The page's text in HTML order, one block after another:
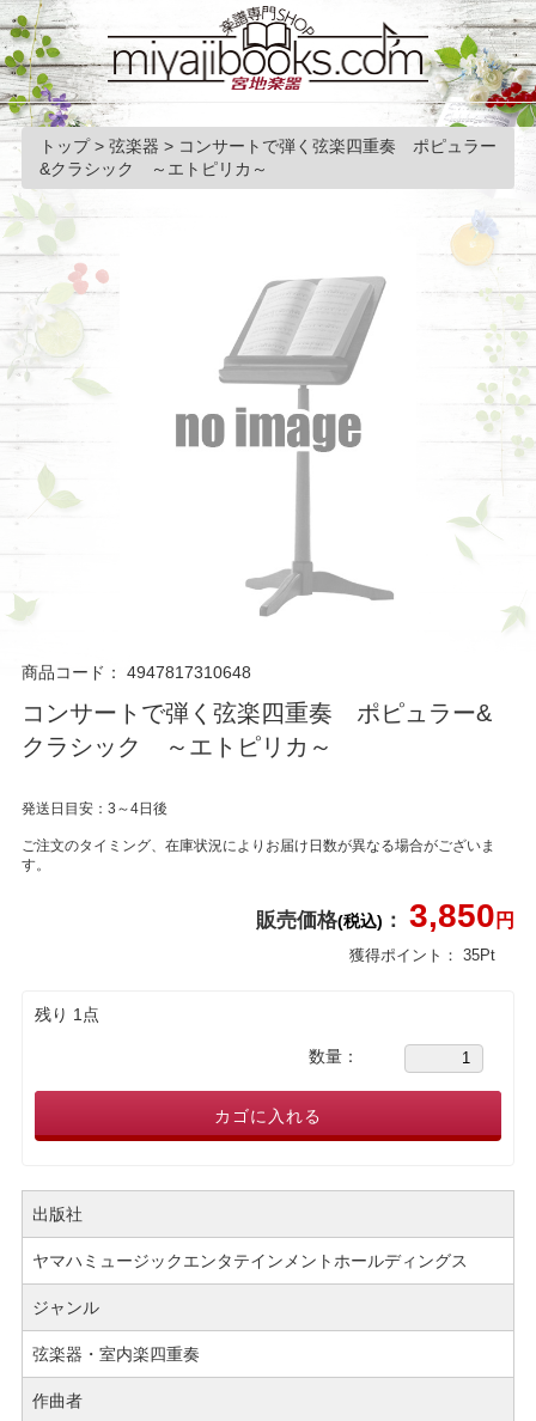
トップ> 弦楽器 > コンサートで弾く弦楽四重奏 ポピュラー
&クラシック ～エトピリカ～
商品コード： 4947817310648
コンサートで弾く弦楽四重奏 ポピュラー&
クラシック ～エトピリカ～
発送日目安：3～4日後
ご注文のタイミング、在庫状況によりお届け日数が異なる場合がございま
す。
販売価格(税込) ： 3,850 円
獲得ポイント： 35Pt
残り 1点
数量：
カゴに入れる
出版社
ヤマハミュージックエンタテインメントホールディングス
ジャンル
弦楽器・室内楽四重奏
作曲者